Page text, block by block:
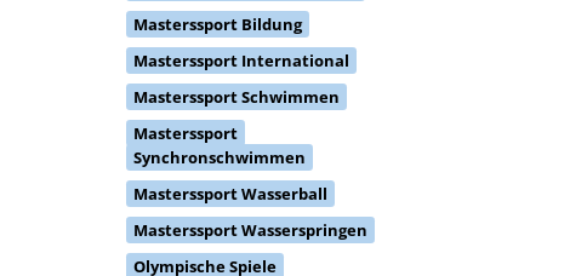
Masterssport Bildung
Masterssport International
Masterssport Schwimmen
Masterssport
Synchronschwimmen
Masterssport Wasserball
Masterssport Wasserspringen
Olympische Spiele